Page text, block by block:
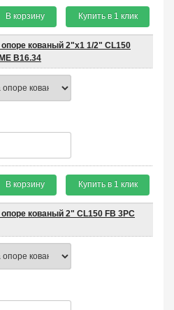
В корзину Купить в 1 клик
кованый 2"х1 1/2" CL150
B16.34
В корзину Купить в 1 клик
кованый 2" CL150 FB 3PC